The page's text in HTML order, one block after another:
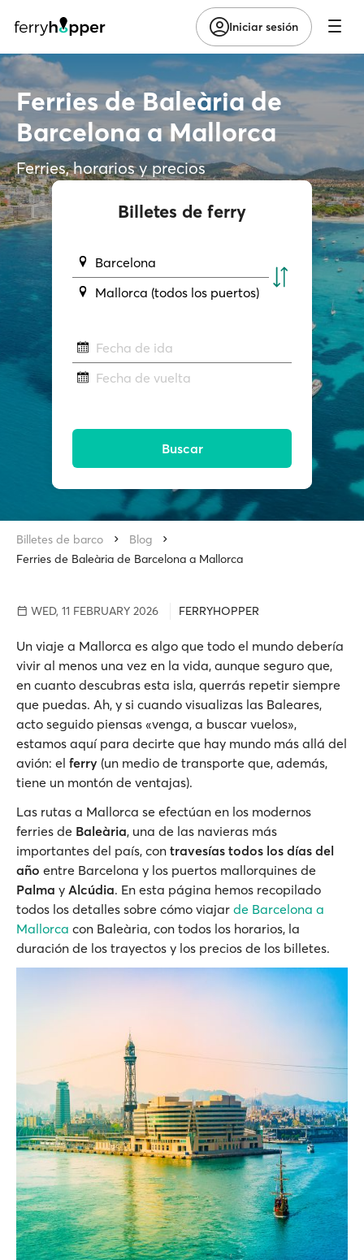
Iniciar sesión
Ferries de Baleària de
Barcelona a Mallorca
Ferries, horarios y precios
Billetes de ferry
Barcelona
Mallorca (todos los puertos)
Fecha de ida
Fecha de vuelta
Buscar
Billetes de barco
Blog
Ferries de Baleària de Barcelona a Mallorca
WED, 11 FEBRUARY 2026 FERRYHOPPER
Un viaje a Mallorca es algo que todo el mundo debería
vivir al menos una vez en la vida, aunque seguro que,
en cuanto descubras esta isla, querrás repetir siempre
que puedas. Ah, y si cuando visualizas las Baleares,
acto seguido piensas «venga, a buscar vuelos»,
estamos aquí para decirte que hay mundo más allá del
avión: el ferry (un medio de transporte que, además,
tiene un montón de ventajas).
Las rutas a Mallorca se efectúan en los modernos
ferries de Baleària, una de las navieras más
importantes del país, con travesías todos los días del
año entre Barcelona y los puertos mallorquines de
Palma y Alcúdia. En esta página hemos recopilado
todos los detalles sobre cómo viajar de Barcelona a
Mallorca con Baleària, con todos los horarios, la
duración de los trayectos y los precios de los billetes.